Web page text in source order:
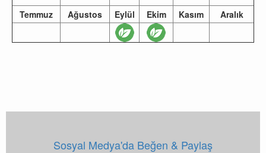
Temmuz Ağustos Eylül Ekim Kasım Aralık
Sosyal Medya'da Beğen & Paylaş